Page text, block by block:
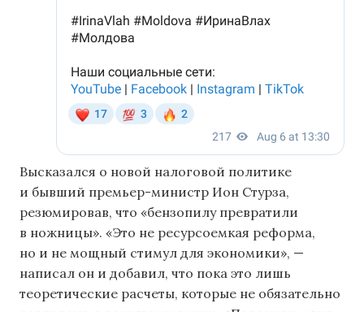
Высказался о новой налоговой политике
и бывший премьер-министр Ион Стурза,
резюмировав, что «бензопилу превратили
в ножницы». «Это не ресурсоемкая реформа,
но и не мощный стимул для экономики», —
написал он и добавил, что пока это лишь
теоретические расчеты, которые не обязательно